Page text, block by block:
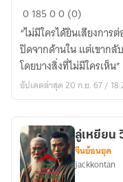
ปริศนา
ฆาตกรรม
ใน
สำนัก
บู๊
ตึ๊ง
018500 (0)
“ไม่มีใครได้ยินเสียงการ
ปิดจากด้านใน แต่เขาก
โดยบางสิ่งที่ไม่มีใครเห็น
อัปเดตล่าสุด 20 ก.ย. 67 /
ลู่เหยียน
จีนย้อนยุค
jackkontan